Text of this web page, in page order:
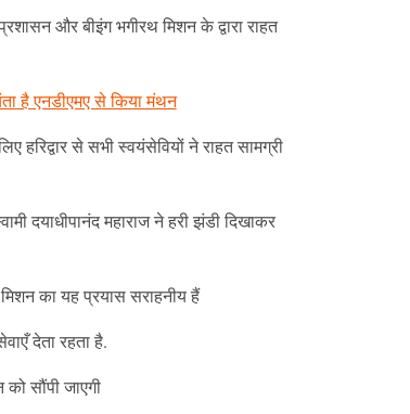
और बीइंग भगीरथ मिशन के द्वारा राहत
है एनडीएमए से किया मंथन
हरिद्वार से सभी स्वयंसेवियों ने राहत सामग्री
दयाधीपानंद महाराज ने हरी झंडी दिखाकर
का यह प्रयास सराहनीय हैं
देता रहता है.
सौंपी जाएगी